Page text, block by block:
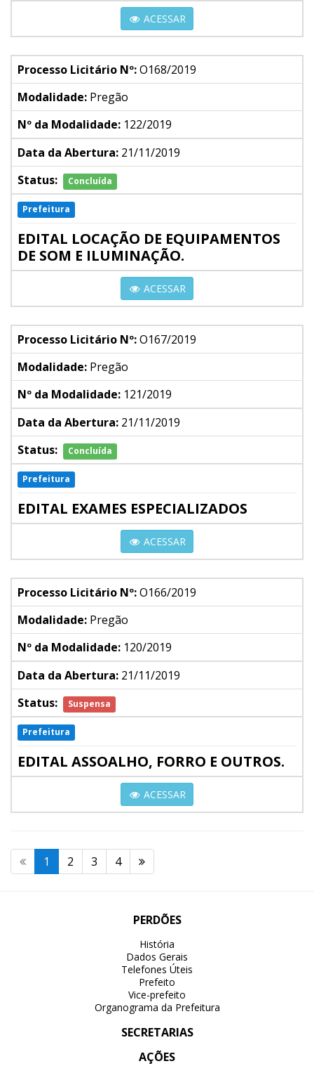
ACESSAR
Processo Licitário Nº:O168/2019
Modalidade: Pregão
Nº da Modalidade: 122/2019
Data da Abertura: 21/11/2019
Status:
Concluída
Prefeitura
EDITAL LOCAÇÃO DE EQUIPAMENTOS
DE SOM E ILUMINAÇÃO.
ACESSAR
Processo Licitário Nº:O167/2019
Modalidade: Pregão
Nº da Modalidade: 121/2019
Data da Abertura: 21/11/2019
Status:
Concluída
Prefeitura
EDITAL EXAMES ESPECIALIZADOS
ACESSAR
Processo Licitário Nº:O166/2019
Modalidade: Pregão
Nº da Modalidade: 120/2019
Data da Abertura: 21/11/2019
Status:
Suspensa
Prefeitura
EDITAL ASSOALHO, FORRO E OUTROS.
ACESSAR
1 2 3 4
PERDÕES
História
Dados Gerais
Telefones Úteis
Prefeito
Vice-prefeito
Organograma da Prefeitura
SECRETARIAS
AÇÕES